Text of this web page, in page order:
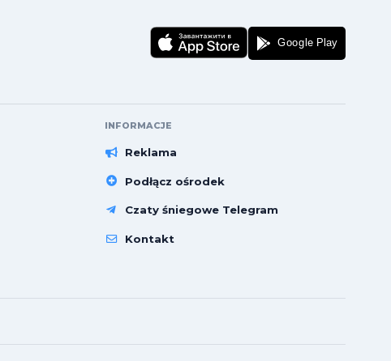
INFORMACJE
Reklama
Podłącz ośrodek
Czaty śniegowe Telegram
Kontakt